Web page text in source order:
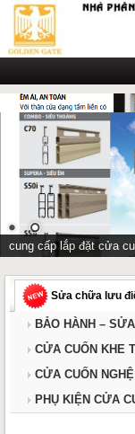
Skip
content
cung cấp lắp đặt cửa
Sửa chữa lưu
BẢO HÀNH –
CỬA CUỐN KHE
CỬA CUỐN
PHỤ KIỆN CỬA